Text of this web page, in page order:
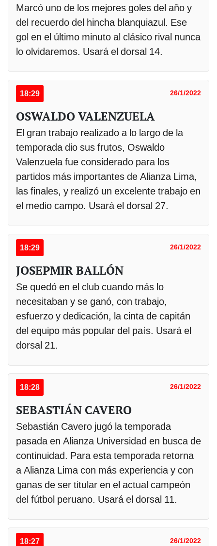
Marcó uno de los mejores goles del año y
del recuerdo del hincha blanquiazul. Ese
gol en el último minuto al clásico rival nunca
lo olvidaremos. Usará el dorsal 14.
18:29 26/1/2022
OSWALDO VALENZUELA
El gran trabajo realizado a lo largo de la
temporada dio sus frutos, Oswaldo
Valenzuela fue considerado para los
partidos más importantes de Alianza Lima,
las finales, y realizó un excelente trabajo en
el medio campo. Usará el dorsal 27.
18:29 26/1/2022
JOSEPMIR BALLÓN
Se quedó en el club cuando más lo
necesitaban y se ganó, con trabajo,
esfuerzo y dedicación, la cinta de capitán
del equipo más popular del país. Usará el
dorsal 21.
18:28 26/1/2022
SEBASTIÁN CAVERO
Sebastián Cavero jugó la temporada
pasada en Alianza Universidad en busca de
continuidad. Para esta temporada retorna
a Alianza Lima con más experiencia y con
ganas de ser titular en el actual campeón
del fútbol peruano. Usará el dorsal 11.
18:27 26/1/2022